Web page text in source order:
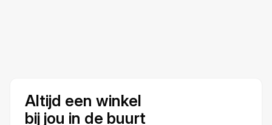
Altijd een winkel
bij jou in de buurt